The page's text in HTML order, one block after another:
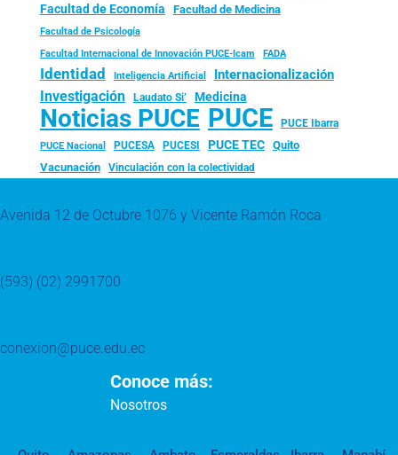
Facultad de Economía Facultad de Medicina
Facultad de Psicología
Facultad Internacional de Innovación PUCE-Icam FADA
Identidad Inteligencia Artificial Internacionalización
Investigación Laudato Si’ Medicina
Noticias PUCE PUCE PUCE Ibarra
PUCE Nacional PUCESA PUCESI PUCE TEC
Quito
Vacunación
Vinculación con la colectividad
Avenida 12 de Octubre 1076 y Vicente Ramón Roca
(593) (02) 2991700
conexion@puce.edu.ec
Conoce más:
Nosotros